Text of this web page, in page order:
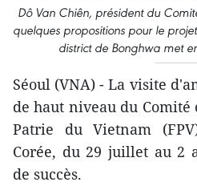
Dô Van Chiên, président du
quelques propositions pour le
district de Bonghwa met
Séoul (VNA) - La visite
de haut niveau du
Patrie du Vietnam
Corée, du 29 juillet au 2
de succès.